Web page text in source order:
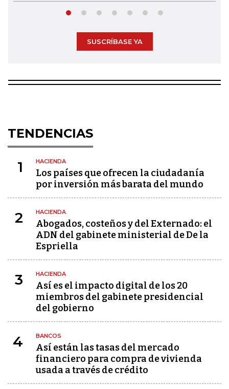
SUSCRÍBASE YA
TENDENCIAS
1 HACIENDA
Los países que ofrecen la ciudadanía
por inversión más barata del mundo
2 HACIENDA
Abogados, costeños y del Externado: el
ADN del gabinete ministerial de De la
Espriella
3 HACIENDA
Así es el impacto digital de los 20
miembros del gabinete presidencial
del gobierno
4 BANCOS
Así están las tasas del mercado
financiero para compra de vivienda
usada a través de crédito